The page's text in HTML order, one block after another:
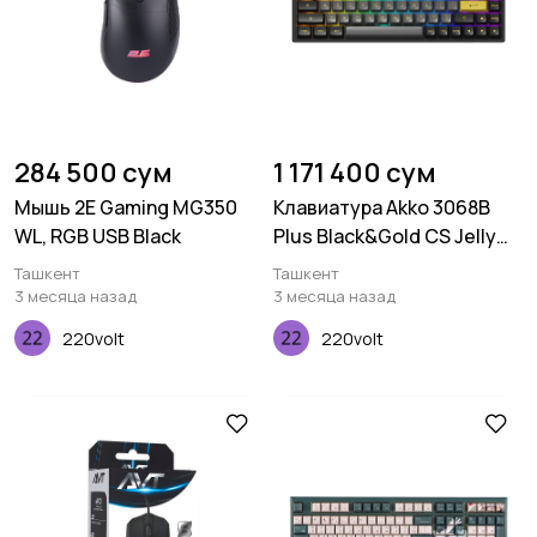
284 500 сум
Мышь 2E Gaming MG350
WL, RGB USB Black
Ташкент
3 месяца назад
220volt
1 171 400 сум
Клавиатура Akko 3068B
Plus Black&Gold CS Jelly
Pink RGB
Ташкент
3 месяца назад
220volt